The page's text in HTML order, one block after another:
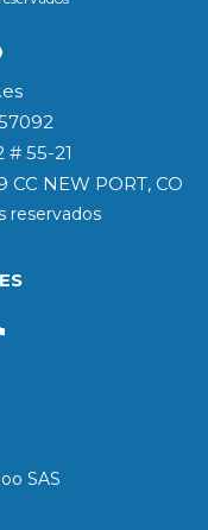
# 55-21
CC NEW PORT, CO
reservados